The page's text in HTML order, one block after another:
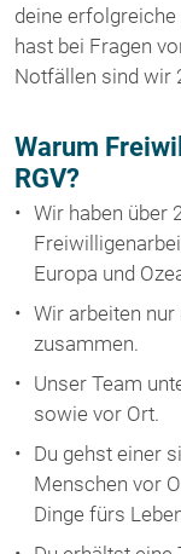
deine
hast bei Fragen
Notfällen sind wir
Warum
RGV?
Wir haben über
Europa und
Wir arbeiten
zusammen.
Unser Team
sowie vor Ort.
Du gehst einer
Menschen vor
Dinge fürs